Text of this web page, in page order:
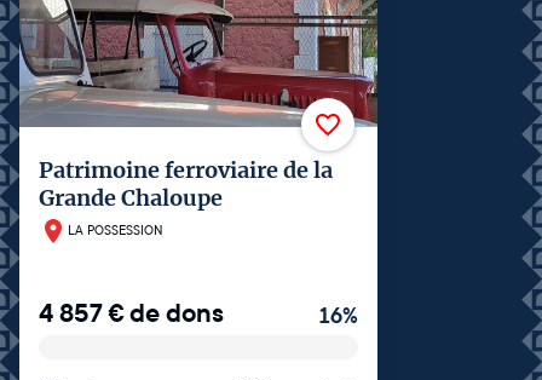
Patrimoine ferroviaire de la
Grande Chaloupe
LA POSSESSION
4 857€de dons 16%